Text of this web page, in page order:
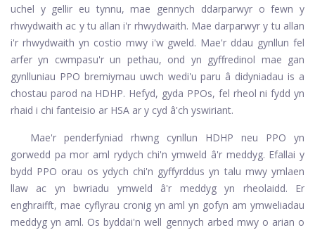
uchel y gellir eu tynnu, mae gennych ddarparwyr o fewn y
rhwydwaith ac y tu allan i'r rhwydwaith. Mae darparwyr y tu allan
i'r rhwydwaith yn costio mwy i'w gweld. Mae'r ddau gynllun fel
arfer yn cwmpasu'r un pethau, ond yn gyffredinol mae gan
gynlluniau PPO bremiymau uwch wedi'u paru â didyniadau is a
chostau parod na HDHP. Hefyd, gyda PPOs, fel rheol ni fydd yn
rhaid i chi fanteisio ar HSA ar y cyd â'ch yswiriant.
Mae'r penderfyniad rhwng cynllun HDHP neu PPO yn
gorwedd pa mor aml rydych chi'n ymweld â'r meddyg. Efallai y
bydd PPO orau os ydych chi'n gyffyrddus yn talu mwy ymlaen
llaw ac yn bwriadu ymweld â'r meddyg yn rheolaidd. Er
enghraifft, mae cyflyrau cronig yn aml yn gofyn am ymweliadau
meddyg yn aml. Os byddai'n well gennych arbed mwy o arian o